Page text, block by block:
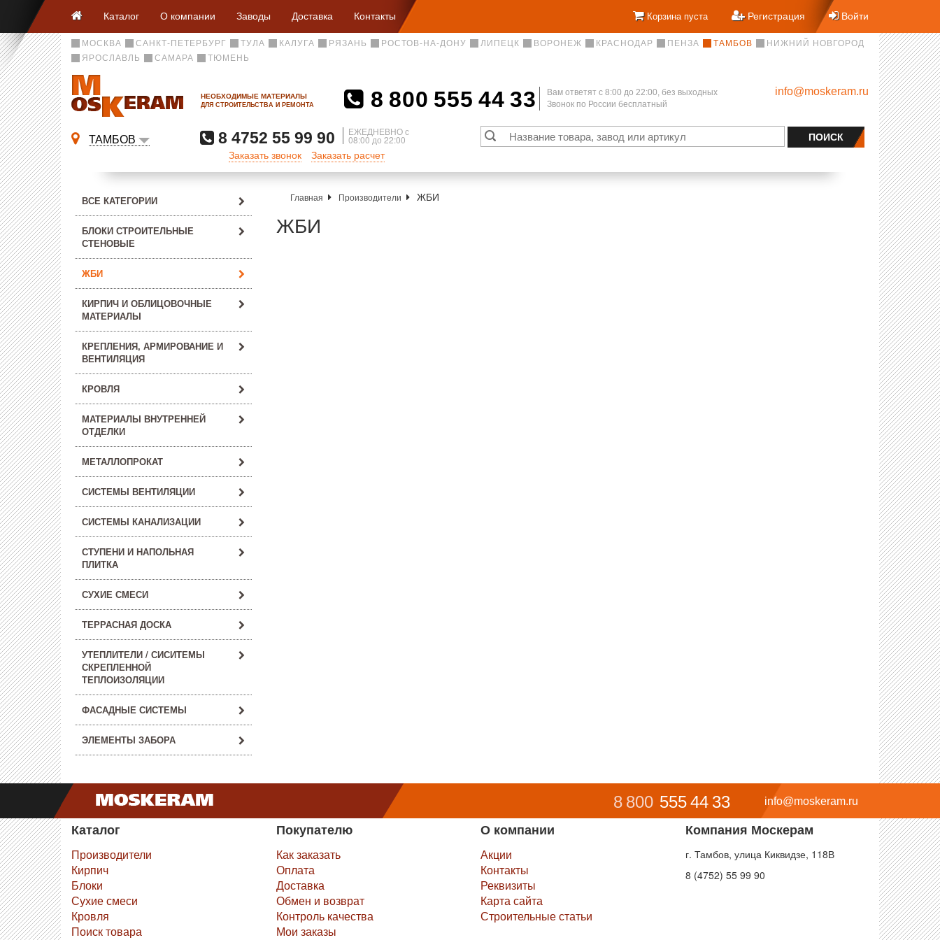
Каталог О компании Заводы Доставка Контакты Корзина пуста Регистрация Войти
МОСКВА САНКТ-ПЕТЕРБУРГ ТУЛА КАЛУГА РЯЗАНЬ РОСТОВ-НА-ДОНУ ЛИПЕЦК ВОРОНЕЖ КРАСНОДАР ПЕНЗА ТАМБОВ
НИЖНИЙ НОВГОРОД
ЯРОСЛАВЛЬ
САМАРА ТЮМЕНЬ
НЕОБХОДИМЫЕ МАТЕРИАЛЫ
ДЛЯ СТРОИТЕЛЬСТВА И РЕМОНТА 8 800 555 44 33
Вам ответят c 8:00 до 22:00, без выходных
Звонок по России бесплатный
info@moskeram.ru
ТАМБОВ 8 4752 55 99 90 ЕЖЕДНЕВНО с
08:00 до 22:00
Заказать звонок Заказать расчет
ВСЕ КАТЕГОРИИ
БЛОКИ СТРОИТЕЛЬНЫЕ
СТЕНОВЫЕ
ЖБИ
КИРПИЧ И ОБЛИЦОВОЧНЫЕ
МАТЕРИАЛЫ
КРЕПЛЕНИЯ, АРМИРОВАНИЕ И
ВЕНТИЛЯЦИЯ
КРОВЛЯ
МАТЕРИАЛЫ ВНУТРЕННЕЙ
ОТДЕЛКИ
МЕТАЛЛОПРОКАТ
СИСТЕМЫ ВЕНТИЛЯЦИИ
СИСТЕМЫ КАНАЛИЗАЦИИ
СТУПЕНИ И НАПОЛЬНАЯ
ПЛИТКА
СУХИЕ СМЕСИ
ТЕРРАСНАЯ ДОСКА
УТЕПЛИТЕЛИ / СИСИТЕМЫ
СКРЕПЛЕННОЙ
ТЕПЛОИЗОЛЯЦИИ
ФАСАДНЫЕ СИСТЕМЫ
ЭЛЕМЕНТЫ ЗАБОРА
Главная Производители ЖБИ
ЖБИ
info@moskeram.ru
8 800 555 44 33
Каталог
Производители
Кирпич
Блоки
Сухие смеси
Кровля
Поиск товара
Покупателю
Как заказать
Оплата
Доставка
Обмен и возврат
Контроль качества
Мои заказы
О компании
Акции
Контакты
Реквизиты
Карта сайта
Строительные статьи
Компания Москерам
г. Тамбов, улица Киквидзе, 118В
8 (4752) 55 99 90